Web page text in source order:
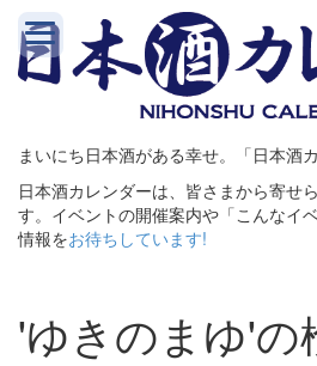
まいにち日本酒がある幸せ。「日本酒
日本酒カレンダーは、皆さまから寄せ
す。イベントの開催案内や「こんなイ
情報をお待ちしています!
'ゆきのまゆ'の